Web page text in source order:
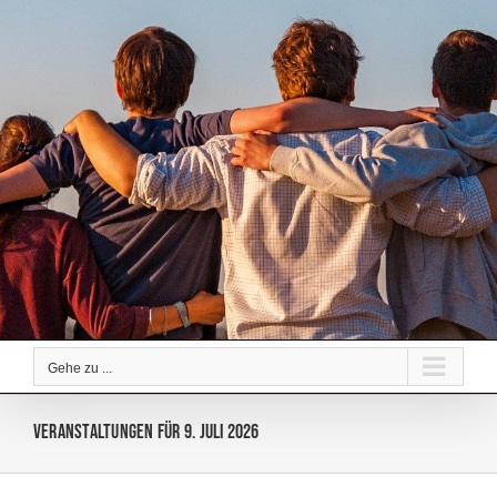
Gehe zu ...
Veranstaltungen für 9. Juli 2026